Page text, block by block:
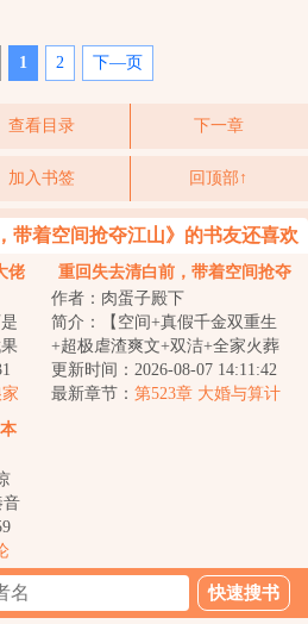
1 2 下—页
查看目录 下一章
加入书签 回顶部↑
带着空间抢夺江山》的书友还喜欢
看
佬
重回失去清白前，带着空间抢夺
江山
作者：肉蛋子殿下
简介：【空间+真假千金双重生
+超极虐渣爽文+双洁+全家火葬
场】&lt;br/&gt;【白切黑、貌美绝
伦贵女+禁欲、...
更新时间：2026-08-07 14:11:42
最新章节： 第523章 大婚与算计
音